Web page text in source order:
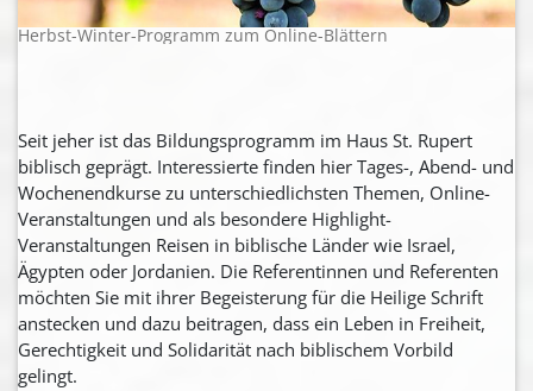
Herbst-Winter-Programm zum Online-Blättern
Seit jeher ist das Bildungsprogramm im Haus St. Rupert
biblisch geprägt. Interessierte finden hier Tages-, Abend- und
Wochenendkurse zu unterschiedlichsten Themen, Online-
Veranstaltungen und als besondere Highlight-
Veranstaltungen Reisen in biblische Länder wie Israel,
Ägypten oder Jordanien. Die Referentinnen und Referenten
möchten Sie mit ihrer Begeisterung für die Heilige Schrift
anstecken und dazu beitragen, dass ein Leben in Freiheit,
Gerechtigkeit und Solidarität nach biblischem Vorbild
gelingt.